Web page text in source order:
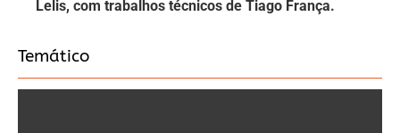
Lelis, com trabalhos técnicos de Tiago França.
Temático